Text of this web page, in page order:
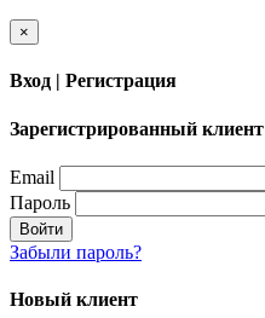
×
Вход | Регистрация
Зарегистрированный клиент
Email
Пароль
Войти
Забыли пароль?
Новый клиент